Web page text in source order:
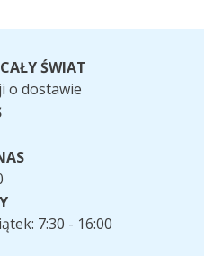
ŚWIAT
o dostawie
7:30 - 16:00